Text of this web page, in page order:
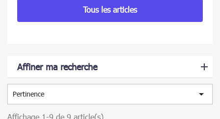
Tous les articles
Affiner ma recherche
Pertinence 
Affichage 1-9 de 9 article(s)